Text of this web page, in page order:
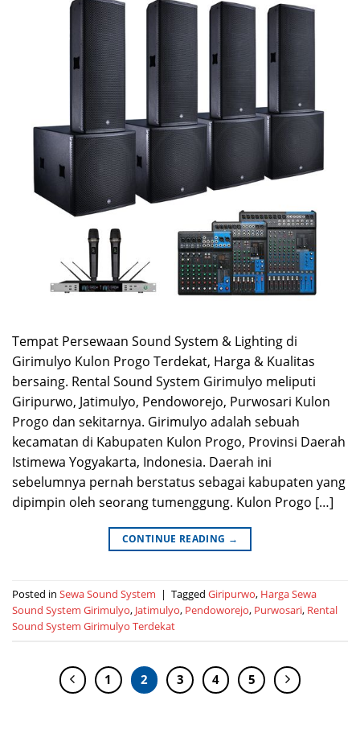
Tempat Persewaan Sound System & Lighting di
Girimulyo Kulon Progo Terdekat, Harga & Kualitas
bersaing. Rental Sound System Girimulyo meliputi
Giripurwo, Jatimulyo, Pendoworejo, Purwosari Kulon
Progo dan sekitarnya. Girimulyo adalah sebuah
kecamatan di Kabupaten Kulon Progo, Provinsi Daerah
Istimewa Yogyakarta, Indonesia. Daerah ini
sebelumnya pernah berstatus sebagai kabupaten yang
dipimpin oleh seorang tumenggung. Kulon Progo […]
CONTINUE READING →
Posted in Sewa Sound System | Tagged Giripurwo, Harga Sewa
Sound System Girimulyo, Jatimulyo, Pendoworejo, Purwosari, Rental
Sound System Girimulyo Terdekat
1 2 3 4 5